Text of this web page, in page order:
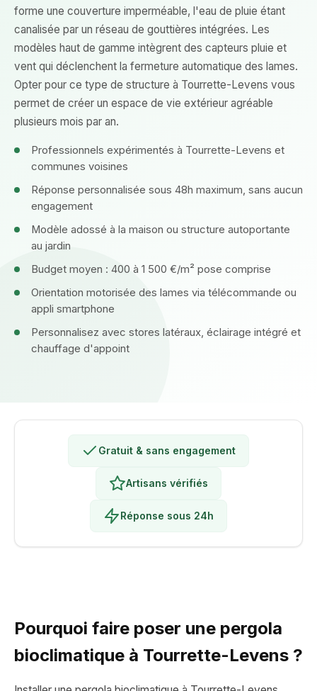
forme une couverture imperméable, l'eau de pluie étant
canalisée par un réseau de gouttières intégrées. Les
modèles haut de gamme intègrent des capteurs pluie et
vent qui déclenchent la fermeture automatique des lames.
Opter pour ce type de structure à Tourrette-Levens vous
permet de créer un espace de vie extérieur agréable
plusieurs mois par an.
Professionnels expérimentés à Tourrette-Levens et
communes voisines
Réponse personnalisée sous 48h maximum, sans aucun
engagement
Modèle adossé à la maison ou structure autoportante
au jardin
Budget moyen : 400 à 1 500 €/m² pose comprise
Orientation motorisée des lames via télécommande ou
appli smartphone
Personnalisez avec stores latéraux, éclairage intégré et
chauffage d'appoint
Gratuit & sans engagement
Artisans vérifiés
Réponse sous 24h
Pourquoi faire poser une pergola
bioclimatique à Tourrette-Levens ?